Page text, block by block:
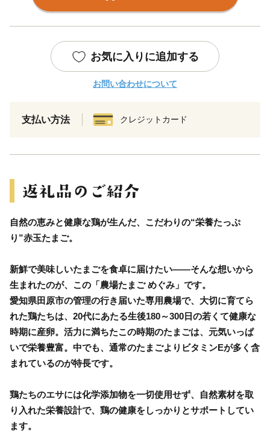
お気に入りに追加する
お問い合わせについて
支払い方法 クレジットカード
自然の恵みと健康な鶏が生んだ、こだわりの“栄養たっぷ
り”赤玉たまご。
新鮮で美味しいたまごを食卓に届けたい――そんな想いから
生まれたのが、この「農場たまご めぐみ」です。
愛知県田原市の管理の行き届いた専用農場で、大切に育てら
れた鶏たちは、20代にあたる生後180～300日の若くて健康な
時期に産卵。活力に満ちたこの時期のたまごは、元気いっぱ
いで栄養豊富。中でも、通常のたまごよりビタミンEが多く含
まれているのが特長です。
鶏たちのエサには化学添加物を一切使用せず、自然素材を取
り入れた栄養設計で、鶏の健康をしっかりとサポートしてい
ます。